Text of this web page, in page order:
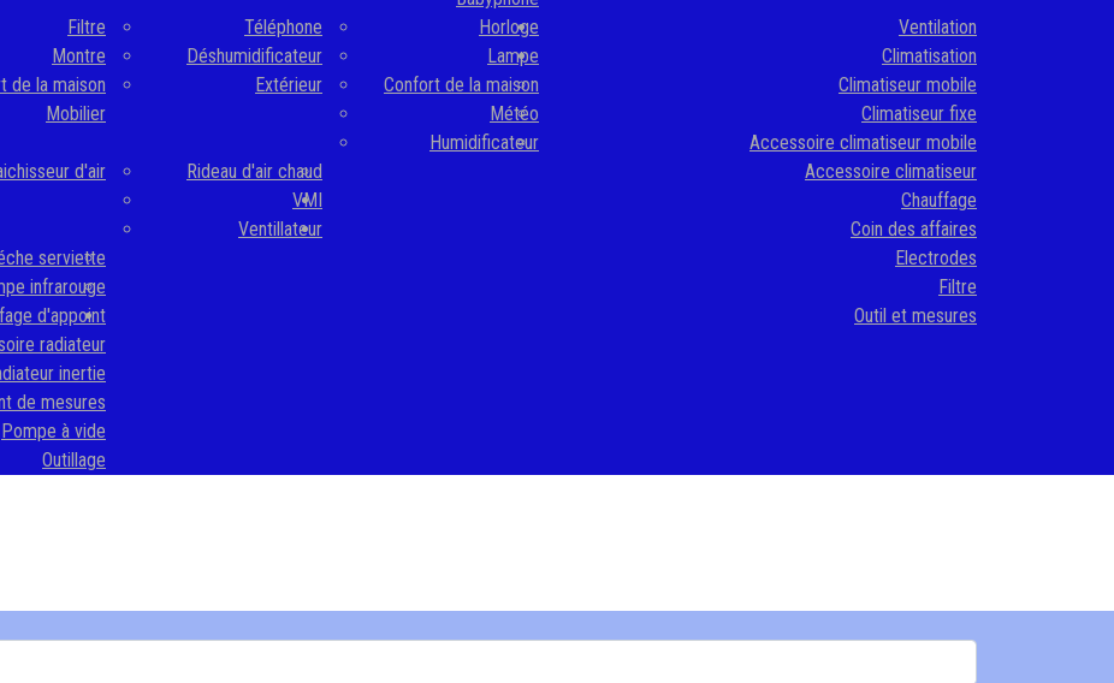
Filtre
Montre
de la maison
Mobilier
Téléphone
Déshumidificateur
Extérieur
Horloge
Lampe
Confort de la maison
Météo
Humidificateur
Ventilation
d'air
Rideau d'air chaud
VMI
Ventillateur
Climatisation
Climatiseur mobile
Climatiseur fixe
Accessoire climatiseur mobile
Accessoire climatiseur
Chauffage
serviette
infrarouge
d'appoint
radiateur
inertie
Coin des affaires
Electrodes
Filtre
Outil et mesures
de mesures
Pompe à vide
Outillage